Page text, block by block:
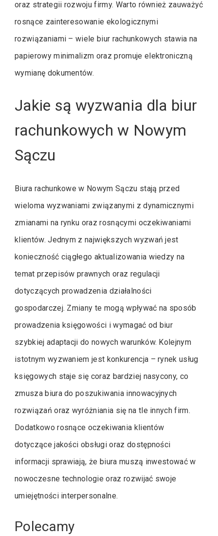
oraz strategii rozwoju firmy. Warto również zauważyć
rosnące zainteresowanie ekologicznymi
rozwiązaniami – wiele biur rachunkowych stawia na
papierowy minimalizm oraz promuje elektroniczną
wymianę dokumentów.
Jakie są wyzwania dla biur
rachunkowych w Nowym
Sączu
Biura rachunkowe w Nowym Sączu stają przed
wieloma wyzwaniami związanymi z dynamicznymi
zmianami na rynku oraz rosnącymi oczekiwaniami
klientów. Jednym z największych wyzwań jest
konieczność ciągłego aktualizowania wiedzy na
temat przepisów prawnych oraz regulacji
dotyczących prowadzenia działalności
gospodarczej. Zmiany te mogą wpływać na sposób
prowadzenia księgowości i wymagać od biur
szybkiej adaptacji do nowych warunków. Kolejnym
istotnym wyzwaniem jest konkurencja – rynek usług
księgowych staje się coraz bardziej nasycony, co
zmusza biura do poszukiwania innowacyjnych
rozwiązań oraz wyróżniania się na tle innych firm.
Dodatkowo rosnące oczekiwania klientów
dotyczące jakości obsługi oraz dostępności
informacji sprawiają, że biura muszą inwestować w
nowoczesne technologie oraz rozwijać swoje
umiejętności interpersonalne.
Polecamy